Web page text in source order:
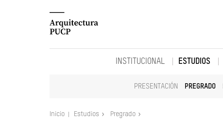
INSTITUCIONAL ESTUDIOS
PRESENTACIÓN PREGRADO
Inicio Estudios Pregrado